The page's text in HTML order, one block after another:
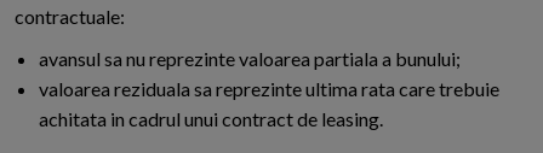
contractuale:
avansul sa nu reprezinte valoarea partiala a bunului;
valoarea reziduala sa reprezinte ultima rata care trebuie
achitata in cadrul unui contract de leasing.